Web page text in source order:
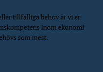
tillfälliga behov är vi er
inom ekonomi
som mest.